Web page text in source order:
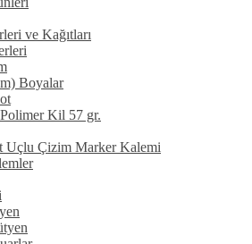
ve Kağıtları
Boyalar
Kil 57 gr.
Uçlu Çizim Marker Kalemi